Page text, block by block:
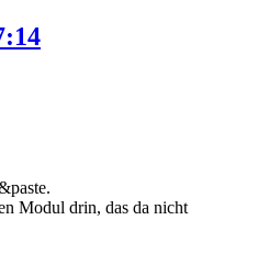
Modul drin, das da nicht